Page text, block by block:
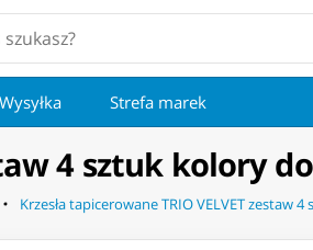
Wysyłka Strefa marek
4 sztuk kolory
Krzesła tapicerowane TRIO VELVET zestaw